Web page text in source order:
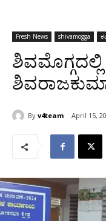
Fresh News shivamogga
ಶಿವಮೊಗ್ಗದಲ್ಲಿ
By v4team April 15,